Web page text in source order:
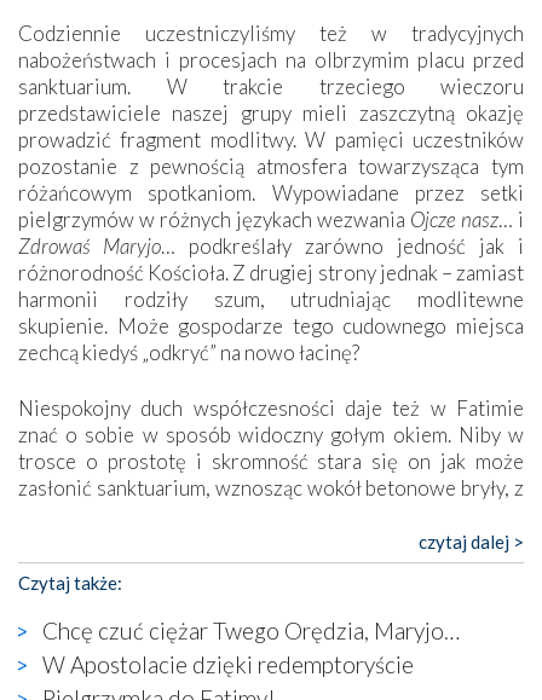
Codziennie uczestniczyliśmy też w tradycyjnych
nabożeństwach i procesjach na olbrzymim placu przed
sanktuarium. W trakcie trzeciego wieczoru
przedstawiciele naszej grupy mieli zaszczytną okazję
prowadzić fragment modlitwy. W pamięci uczestników
pozostanie z pewnością atmosfera towarzysząca tym
różańcowym spotkaniom. Wypowiadane przez setki
pielgrzymów w różnych językach wezwania Ojcze nasz… i
Zdrowaś Maryjo… podkreślały zarówno jedność jak i
różnorodność Kościoła. Z drugiej strony jednak – zamiast
harmonii rodziły szum, utrudniając modlitewne
skupienie. Może gospodarze tego cudownego miejsca
zechcą kiedyś „odkryć” na nowo łacinę?
Niespokojny duch współczesności daje też w Fatimie
znać o sobie w sposób widoczny gołym okiem. Niby w
trosce o prostotę i skromność stara się on jak może
zasłonić sanktuarium, wznosząc wokół betonowe bryły, z
katolickiego kultu. Tylko co wspólnego z żywą,
autentyczną wiarą mogą mieć płaskie, szare bunkry albo
kaplice, w których Tabernakulum przypomina bardziej
skrzynkę na narzędzia? Albo co powiedzieć o ustawionym
tuż przy nowej bazylice wielkim krzyżu, na którym
zamiast Chrystusa umieszczono dziwaczną postać jakby
czytaj dalej >
Czytaj także:
Chcę czuć ciężar Twego Orędzia, Maryjo…
W Apostolacie dzięki redemptoryście